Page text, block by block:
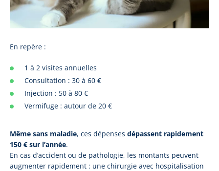
En repère :
1 à 2 visites annuelles
Consultation : 30 à 60 €
Injection : 50 à 80 €
Vermifuge : autour de 20 €
Même sans maladie, ces dépenses dépassent rapidement
150 € sur l’année.
En cas d’accident ou de pathologie, les montants peuvent
augmenter rapidement : une chirurgie avec hospitalisation